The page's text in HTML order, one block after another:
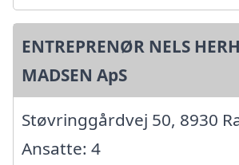
ENTREPRENØR NELS
MADSEN ApS
Støvringgårdvej 50, 8930
Ansatte: 4